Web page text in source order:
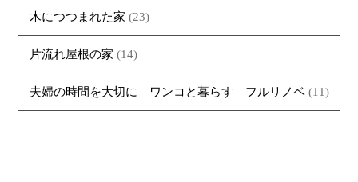
木につつまれた家 (23)
片流れ屋根の家 (14)
夫婦の時間を大切に ワンコと暮らす フルリノベ (11)